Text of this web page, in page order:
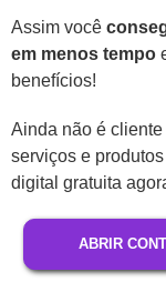
Assim você
em menos tempo
benefícios!
Ainda não é
serviços e
digital gratuita
ABRIR